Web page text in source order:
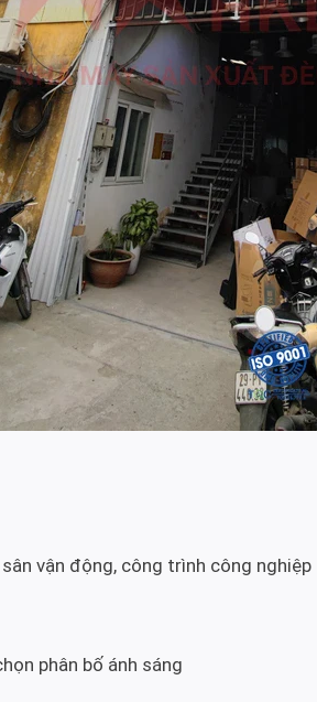
vận động, công trình công nghiệp
phân bố ánh sáng